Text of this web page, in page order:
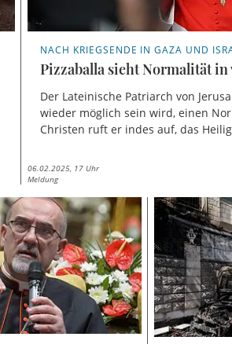
NACH KRIEGSENDE IN GAZA UND
Pizzaballa sieht Normalität
Der Lateinische Patriarch von
wieder möglich sein wird, einen
Christen ruft er indes auf, das
06.02.2025, 17 Uhr
Meldung